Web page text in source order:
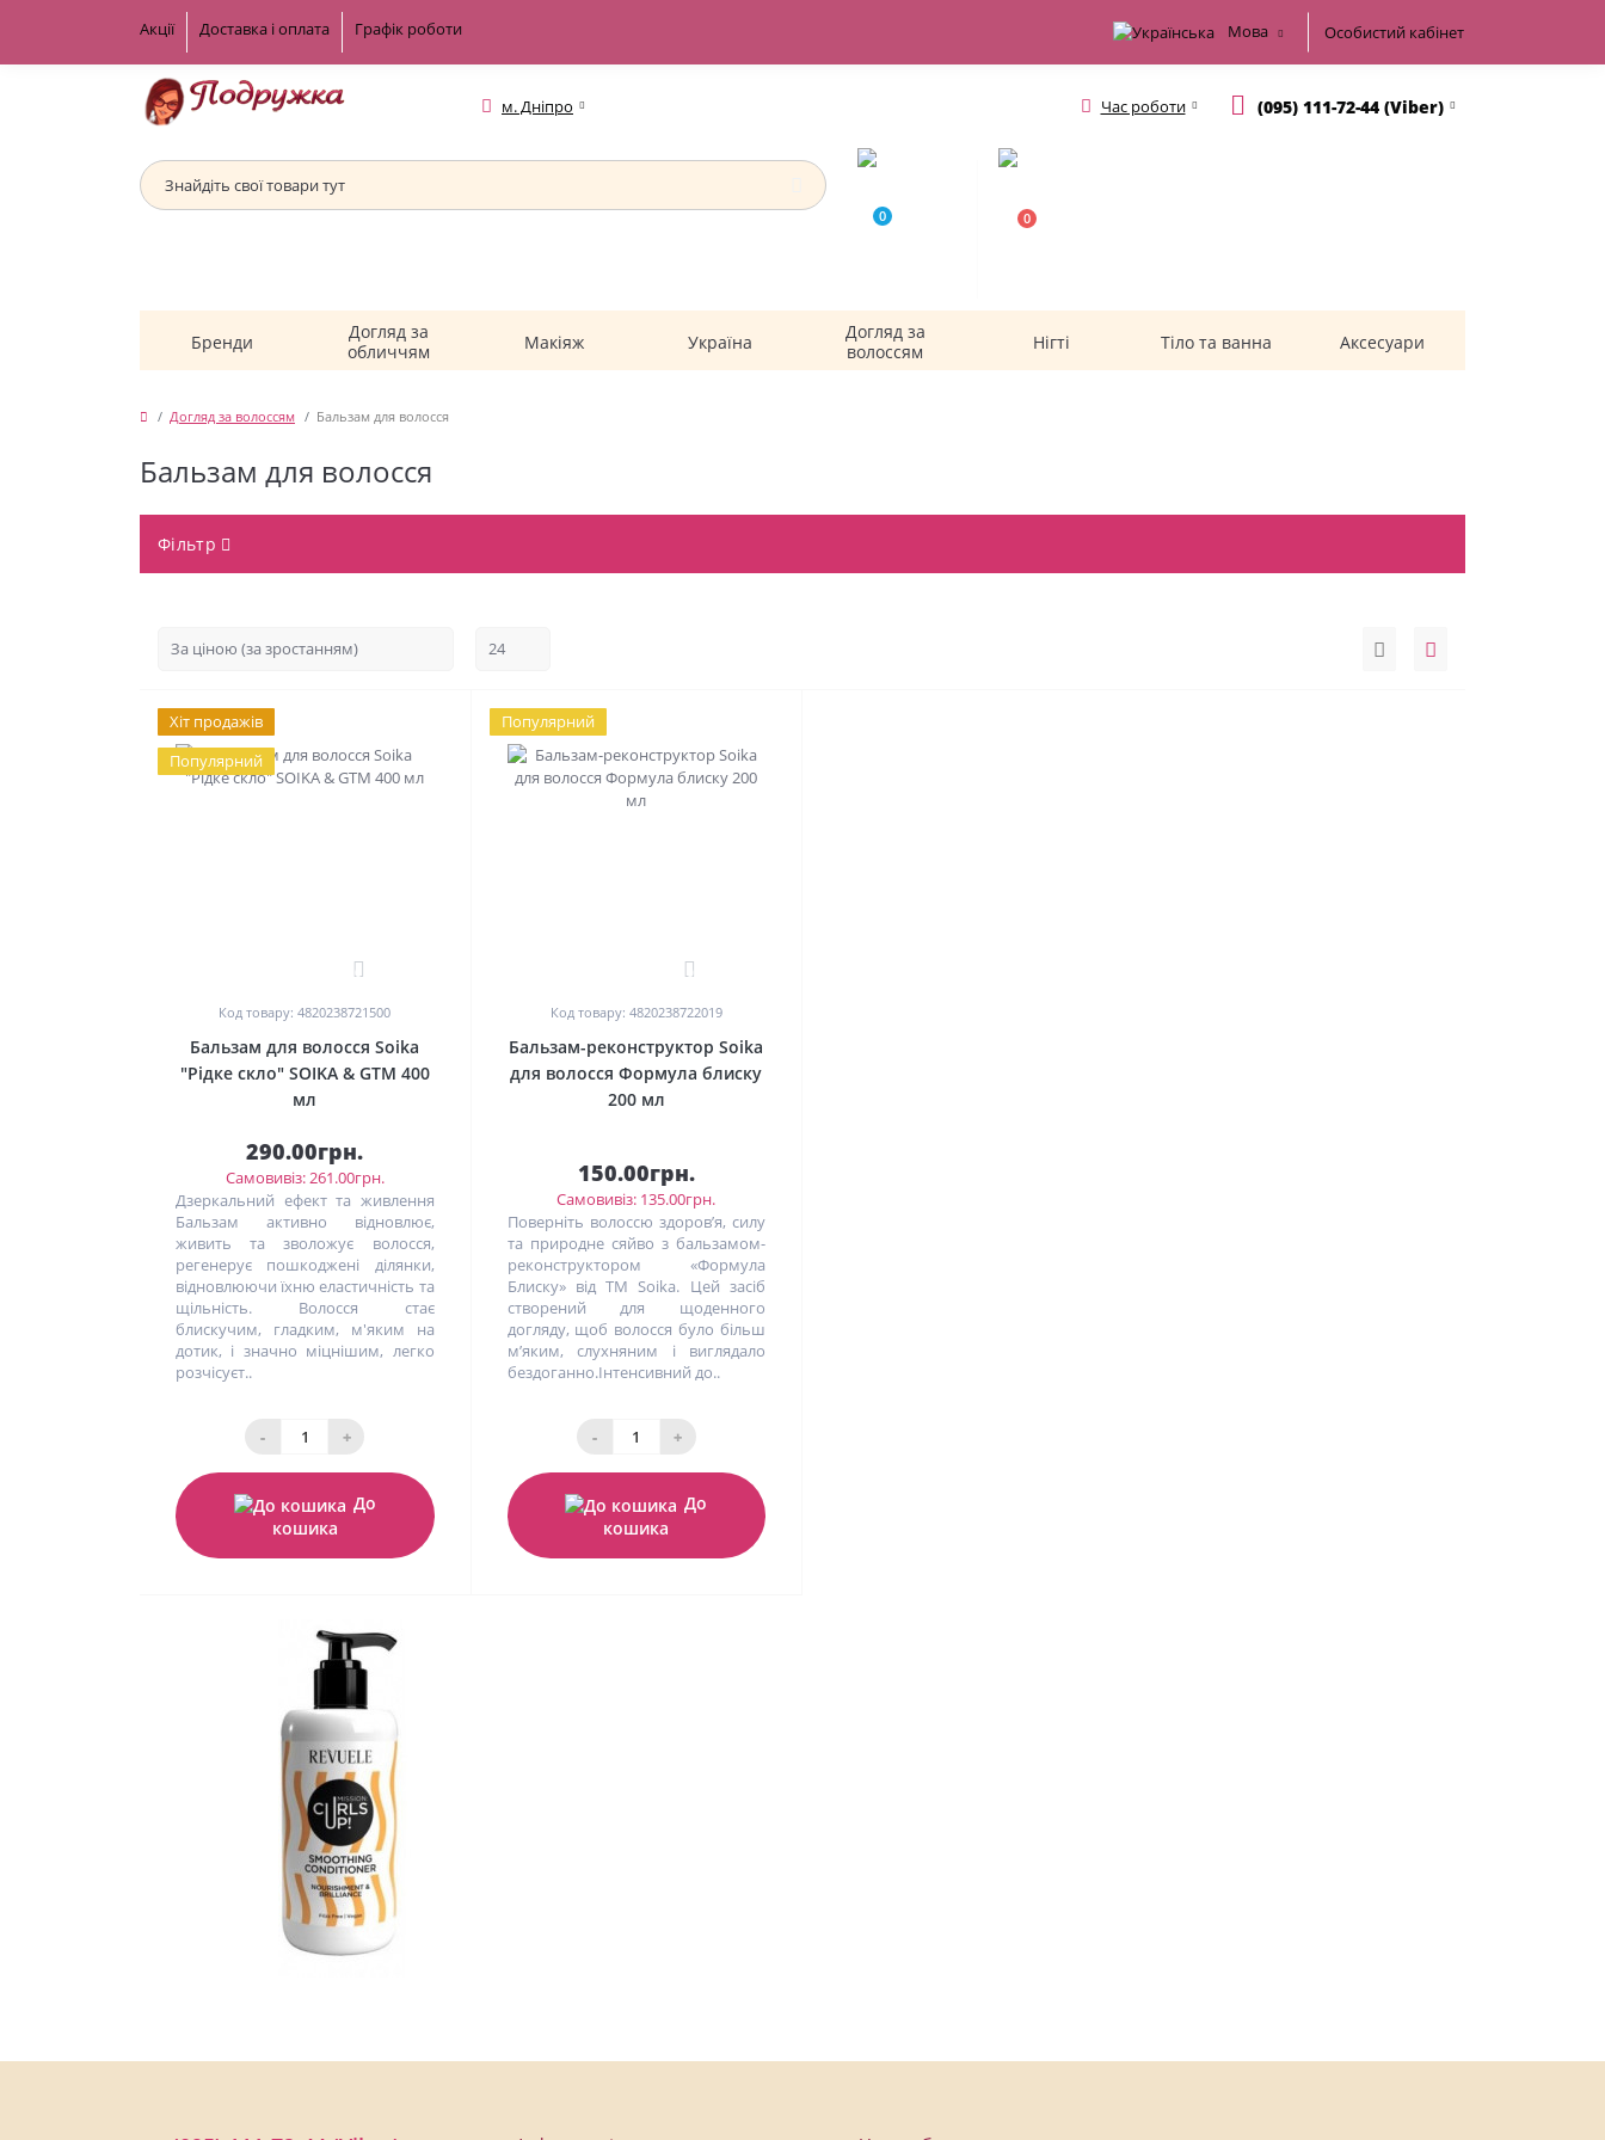
Акції Доставка і оплата Графік роботи Мова Особистий кабінет
м. Дніпро Час роботи (095) 111-72-44 (Viber)
0 0
Бренди
Догляд за
обличчям
Макіяж Україна
Догляд за
волоссям
Нігті Тіло та ванна Аксесуари
Догляд за волоссям Бальзам для волосся
Бальзам для волосся
Фільтр
Хіт продажів
Популярний
0
Код товару: 4820238721500
Бальзам для волосся Soika
"Рідке скло" SOIKA & GTM 400
мл
290.00грн.
Самовивіз: 261.00грн.
Дзеркальний ефект та живлення
Бальзам активно відновлює,
живить та зволожує волосся,
регенерує пошкоджені ділянки,
відновлюючи їхню еластичність та
щільність. Волосся стає
блискучим, гладким, м'яким на
дотик, і значно міцнішим, легко
розчісуєт..
- +
До
кошика
Популярний
0
Код товару: 4820238722019
Бальзам-реконструктор Soika
для волосся Формула блиску
200 мл
150.00грн.
Самовивіз: 135.00грн.
Поверніть волоссю здоров’я, силу
та природне сяйво з бальзамом-
реконструктором «Формула
Блиску» від ТМ Soika. Цей засіб
створений для щоденного
догляду, щоб волосся було більш
м’яким, слухняним і виглядало
бездоганно.Інтенсивний до..
- +
До
кошика